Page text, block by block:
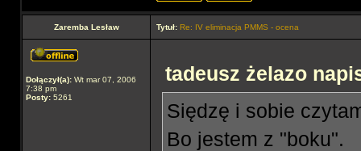
Zaremba Lesław Tytuł: Re: IV eliminacja PMMS - ocena
Dołączył(a): Wt mar 07, 2006
7:38 pm
Posty: 5261
tadeusz żelazo
Siędzę i sobie
Bo jestem z "boku".